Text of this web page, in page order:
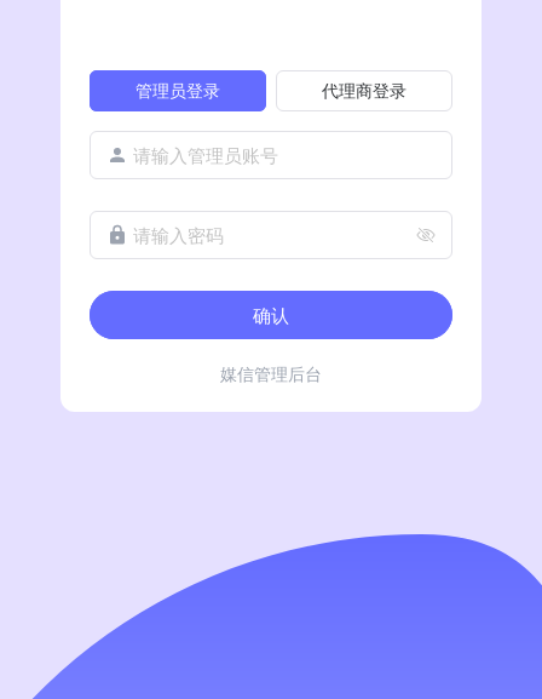
管理员登录 代理商登录
请输入管理员账号
请输入密码
确认
媒信管理后台